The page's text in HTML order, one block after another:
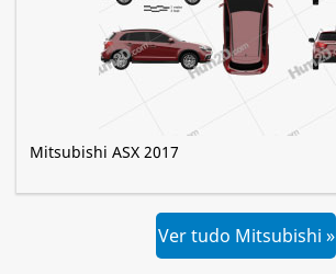
Mitsubishi ASX 2017
Ver tudo Mitsubishi »